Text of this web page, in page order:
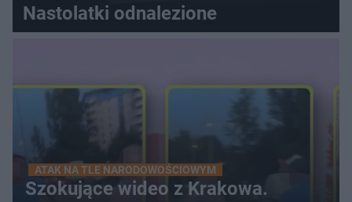
Nastolatki odnalezione
ATAK NA TLE NARODOWOŚCIOWYM
Szokujące wideo z Krakowa.